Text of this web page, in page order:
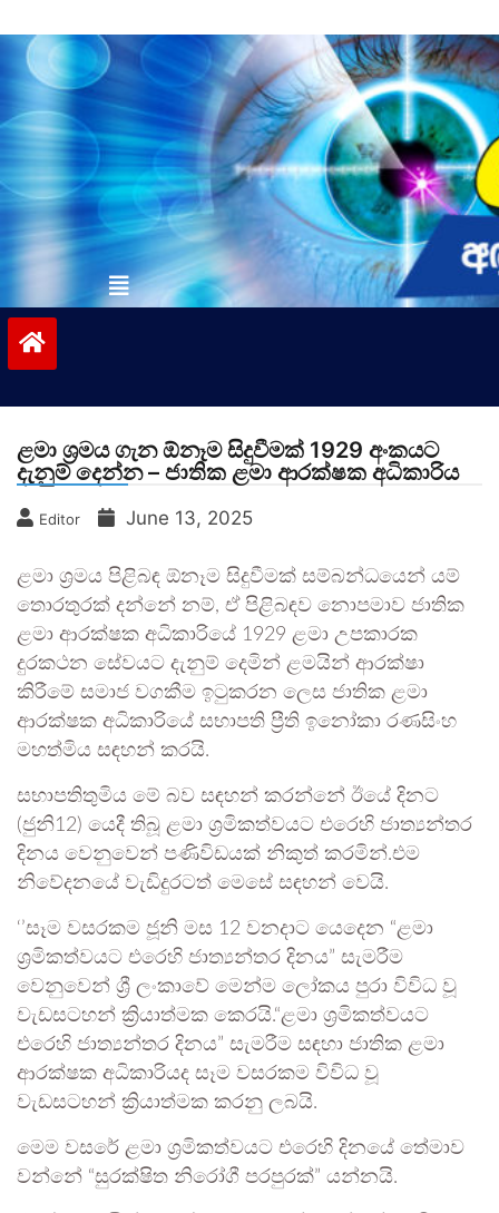
to
contentvinivida.lk
ළමා ශ්‍රමය ගැන ඕනෑම සිදුවීමක් 1929 අංකයට
දැනුම් දෙන්න – ජාතික ළමා ආරක්ෂක අධිකාරිය
Editor June 13, 2025
ළමා ශ්‍රමය පිළිබඳ ඕනෑම සිදුවීමක් සම්බන්ධයෙන් යම්
තොරතුරක් දන්නේ නම්, ඒ පිළිබඳව නොපමාව ජාතික
ළමා ආරක්ෂක අධිකාරියේ 1929 ළමා උපකාරක
දුරකථන සේවයට දැනුම් දෙමින් ළමයින් ආරක්ෂා
කිරීමේ සමාජ වගකීම ඉටුකරන ලෙස ජාතික ළමා
ආරක්ෂක අධිකාරියේ සභාපති ප්‍රීති ඉනෝකා රණසිංහ
මහත්මිය සඳහන් කරයි.
සභාපතිතුමිය මේ බව සඳහන් කරන්නේ ඊයේ දිනට
(ජුනි12) යෙදී තිබූ ළමා ශ්‍රමිකත්වයට එරෙහි ජාත්‍යන්තර
දිනය වෙනුවෙන් පණිවිඩයක් නිකුත් කරමින්.එම
නිවේදනයේ වැඩිදුරටත් මෙසේ සඳහන් වෙයි.
‘’සෑම වසරකම ජූනි මස 12 වනදාට යෙදෙන “ළමා
ශ්‍රමිකත්වයට එරෙහි ජාත්‍යන්තර දිනය” සැමරීම
වෙනුවෙන් ශ්‍රී ලංකාවේ මෙන්ම ලෝකය පුරා විවිධ වූ
වැඩසටහන් ක්‍රියාත්මක කෙරයි.“ළමා ශ්‍රමිකත්වයට
එරෙහි ජාත්‍යන්තර දිනය” සැමරීම සඳහා ජාතික ළමා
ආරක්ෂක අධිකාරියද සෑම වසරකම විවිධ වූ
වැඩසටහන් ක්‍රියාත්මක කරනු ලබයි.
මෙම වසරේ ළමා ශ්‍රමිකත්වයට එරෙහි දිනයේ තේමාව
වන්නේ “සුරක්ෂිත නිරෝගී පරපුරක්” යන්නයි.